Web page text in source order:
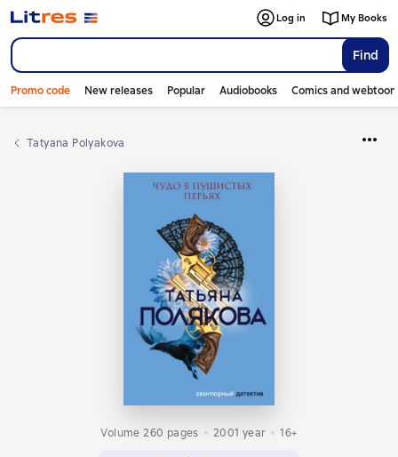
Find
Log in My Books
Promo code New releases Popular Audiobooks Comics and
Tatyana Polyakova
Volume 260 pages 2001 year 16+